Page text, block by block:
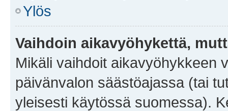
Ylös
Vaihdoin aikavyöhykettä,
Mikäli vaihdoit aikavyöhykkeen
päivänvalon säästöajassa (tai
yleisesti käytössä suomessa).